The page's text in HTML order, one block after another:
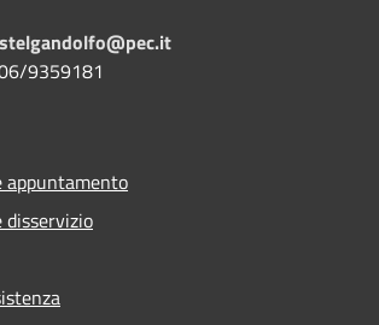
9359181
appuntamento
disservizio